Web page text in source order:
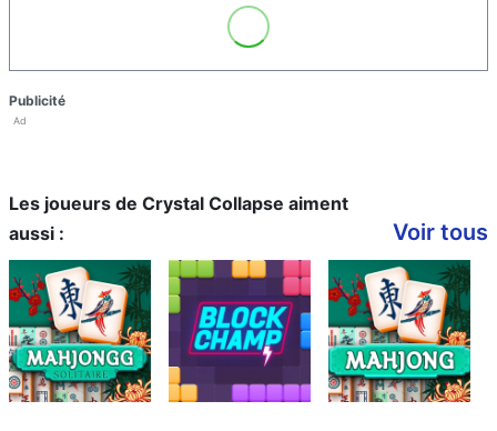
Publicité
Ad
Les joueurs de Crystal Collapse aiment
aussi :
Voir tous